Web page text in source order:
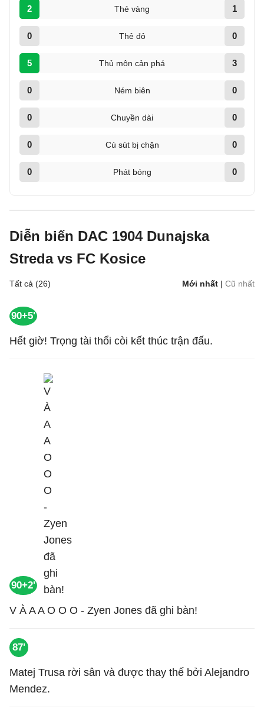
2 Thẻ vàng 1
0 Thẻ đỏ 0
5 Thủ môn cản phá 3
0 Ném biên 0
0 Chuyền dài 0
0 Cú sút bị chặn 0
0 Phát bóng 0
Diễn biến DAC 1904 Dunajska
Streda vs FC Kosice
Tất cả (26) Mới nhất | Cũ nhất
90+5'
Hết giờ! Trọng tài thổi còi kết thúc trận đấu.
90+2'
V À A A O O O - Zyen Jones đã ghi bàn!
87'
Matej Trusa rời sân và được thay thế bởi Alejandro
Mendez.